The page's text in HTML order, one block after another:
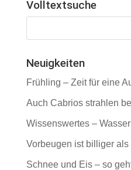
Volltextsuche
Neuigkeiten
Frühling – Zeit für eine
Auch Cabrios strahlen
Wissenswertes – Wasser
Vorbeugen ist billiger als
Schnee und Eis – so